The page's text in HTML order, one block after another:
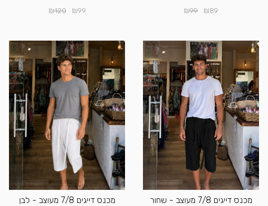
₪89
₪99
₪99
₪120
מכנס דייגים 7/8 מעוצב - שחור מכנס דייגים 7/8 מעוצב - לבן